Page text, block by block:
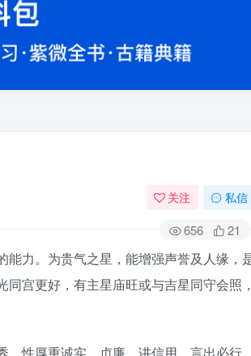
关注 私信
656 21
能力。为贵气之星，能增强声誉及人缘，
宫更好，有主星庙旺或与吉星同守会照